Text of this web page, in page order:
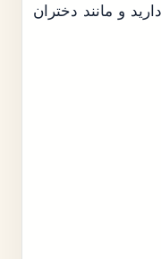
و مانند دختران